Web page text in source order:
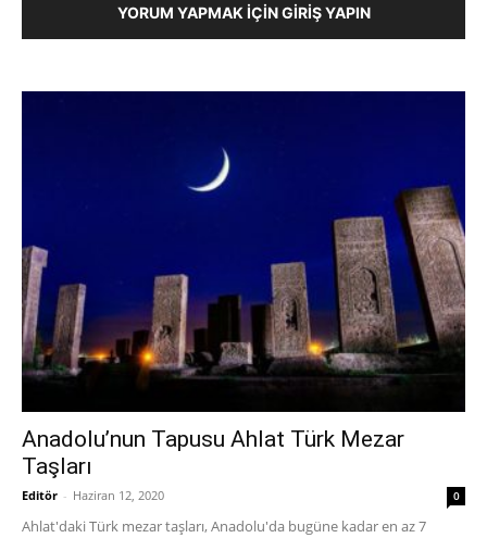
YORUM YAPMAK İÇIN GIRIŞ YAPIN
Anadolu’nun Tapusu Ahlat Türk Mezar
Taşları
Editör - Haziran 12, 2020 0
Ahlat'daki Türk mezar taşları, Anadolu'da bugüne kadar en az 7